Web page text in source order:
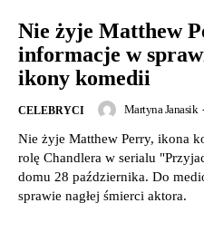
Nie żyje Matthew
informacje w
ikony komedii
CELEBRYCI Martyna Janasik -
Nie żyje Matthew Perry, ikona
rolę Chandlera w serialu
domu 28 października. Do
sprawie nagłej śmierci aktora.